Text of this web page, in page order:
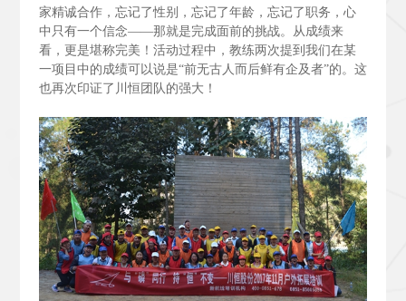
家精诚合作，忘记了性别，忘记了年龄，忘记了职务，心
中只有一个信念——那就是完成面前的挑战。从成绩来
看，更是堪称完美！活动过程中，教练两次提到我们在某
一项目中的成绩可以说是“前无古人而后鲜有企及者”的。这
也再次印证了川恒团队的强大！